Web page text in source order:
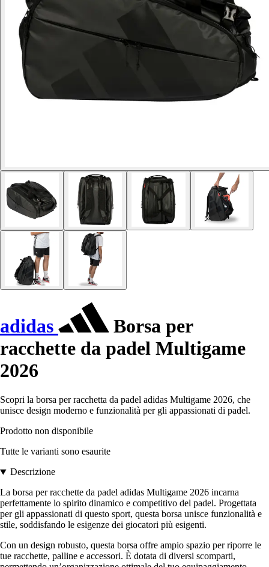
adidas
Borsa per
racchette da padel Multigame
2026
Scopri la borsa per racchetta da padel adidas Multigame 2026, che
unisce design moderno e funzionalità per gli appassionati di padel.
Prodotto non disponibile
Tutte le varianti sono esaurite
Descrizione
La borsa per racchette da padel adidas Multigame 2026 incarna
perfettamente lo spirito dinamico e competitivo del padel. Progettata
per gli appassionati di questo sport, questa borsa unisce funzionalità e
stile, soddisfando le esigenze dei giocatori più esigenti.
Con un design robusto, questa borsa offre ampio spazio per riporre le
tue racchette, palline e accessori. È dotata di diversi scomparti,